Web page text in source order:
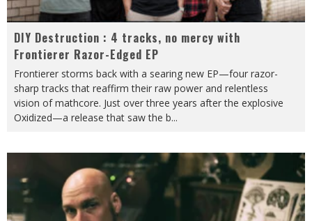
DIY Destruction : 4 tracks, no mercy with
Frontierer Razor-Edged EP
Frontierer storms back with a searing new EP—four razor-
sharp tracks that reaffirm their raw power and relentless
vision of mathcore. Just over three years after the explosive
Oxidized—a release that saw the b...